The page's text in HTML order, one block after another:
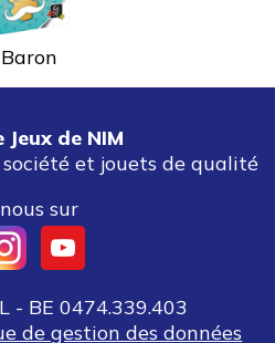
de NIM
et jouets de qualité
sur
- BE 0474.339.403
de gestion des données